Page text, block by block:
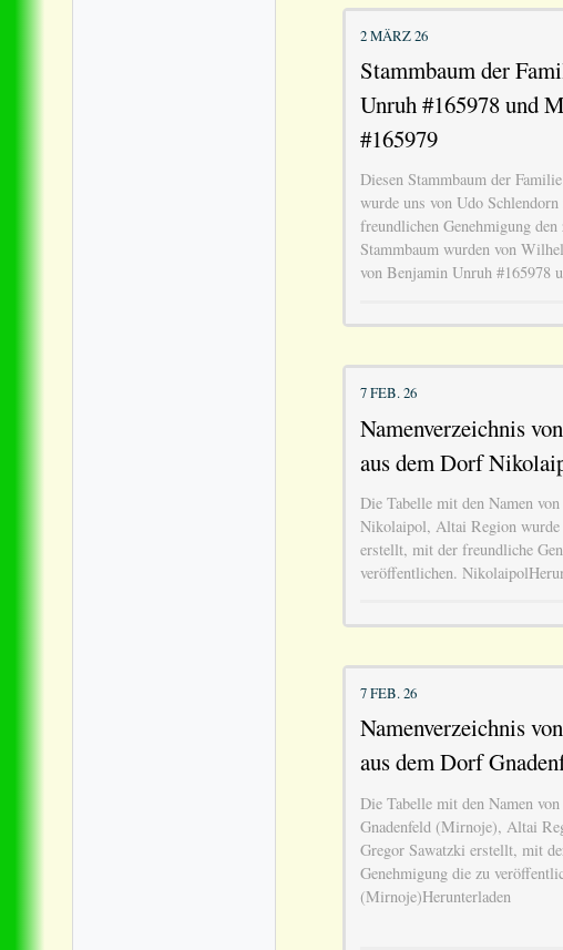
2 MÄRZ 26
Stammbaum der
Unruh #165978 und
#165979
Diesen Stammbaum der
wurde uns von Udo
freundlichen Genehmigung
Stammbaum wurden von
von Benjamin Unruh #165978
7 FEB. 26
Namenverzeichnis
aus dem Dorf
Die Tabelle mit den Namen
Nikolaipol, Altai Region wurde
erstellt, mit der freundliche
veröffentlichen.
7 FEB. 26
Namenverzeichnis
aus dem Dorf
Die Tabelle mit den Namen
Gnadenfeld (Mirnoje), Altai
Gregor Sawatzki erstellt, mit
Genehmigung die zu
(Mirnoje)Herunterladen